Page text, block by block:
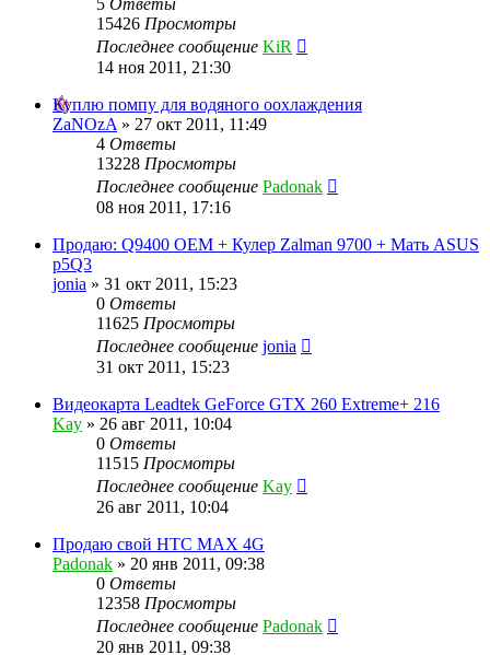
15426 Просмотры
Последнее сообщение KiR
14 ноя 2011, 21:30
Куплю помпу для водяного оохлаждения
ZaNOzA » 27 окт 2011, 11:49
4 Ответы
13228 Просмотры
Последнее сообщение Padonak
08 ноя 2011, 17:16
Продаю: Q9400 OEM + Кулер Zalman 9700 + Мать ASUS
p5Q3
jonia » 31 окт 2011, 15:23
0 Ответы
11625 Просмотры
Последнее сообщение jonia
31 окт 2011, 15:23
Видеокарта Leadtek GeForce GTX 260 Extreme+ 216
Kay » 26 авг 2011, 10:04
0 Ответы
11515 Просмотры
Последнее сообщение Kay
26 авг 2011, 10:04
Продаю свой HTC MAX 4G
Padonak » 20 янв 2011, 09:38
0 Ответы
12358 Просмотры
Последнее сообщение Padonak
20 янв 2011, 09:38